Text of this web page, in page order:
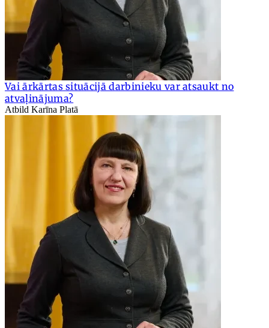
Vai ārkārtas situācijā darbinieku var atsaukt no
atvaļinājuma?
Atbild Karīna Platā